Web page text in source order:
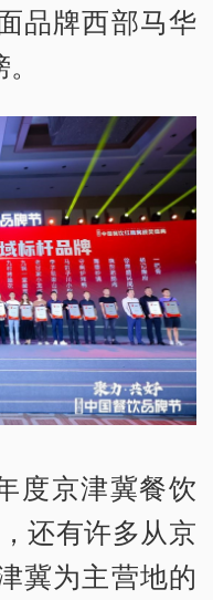
品牌西部马华
京津冀餐饮
还有许多从京
冀为主营地的